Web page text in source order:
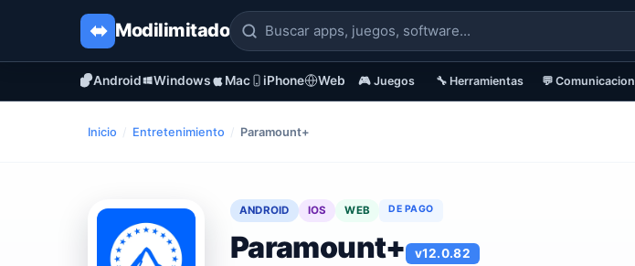
Modilimitado
Android Windows Mac iPhone Web 🎮 Juegos 🔧 Herramientas 💬 Comunicacion
Inicio / Entretenimiento / Paramount+
ANDROID IOS WEB DE PAGO
Paramount+ v12.0.82